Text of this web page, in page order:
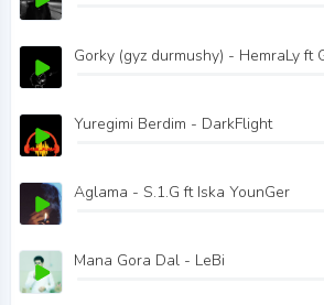
Gorky (gyz durmushy) - HemraLy ft
Yuregimi Berdim - DarkFlight
Aglama - S.1.G ft Iska YounGer
Mana Gora Dal - LeBi